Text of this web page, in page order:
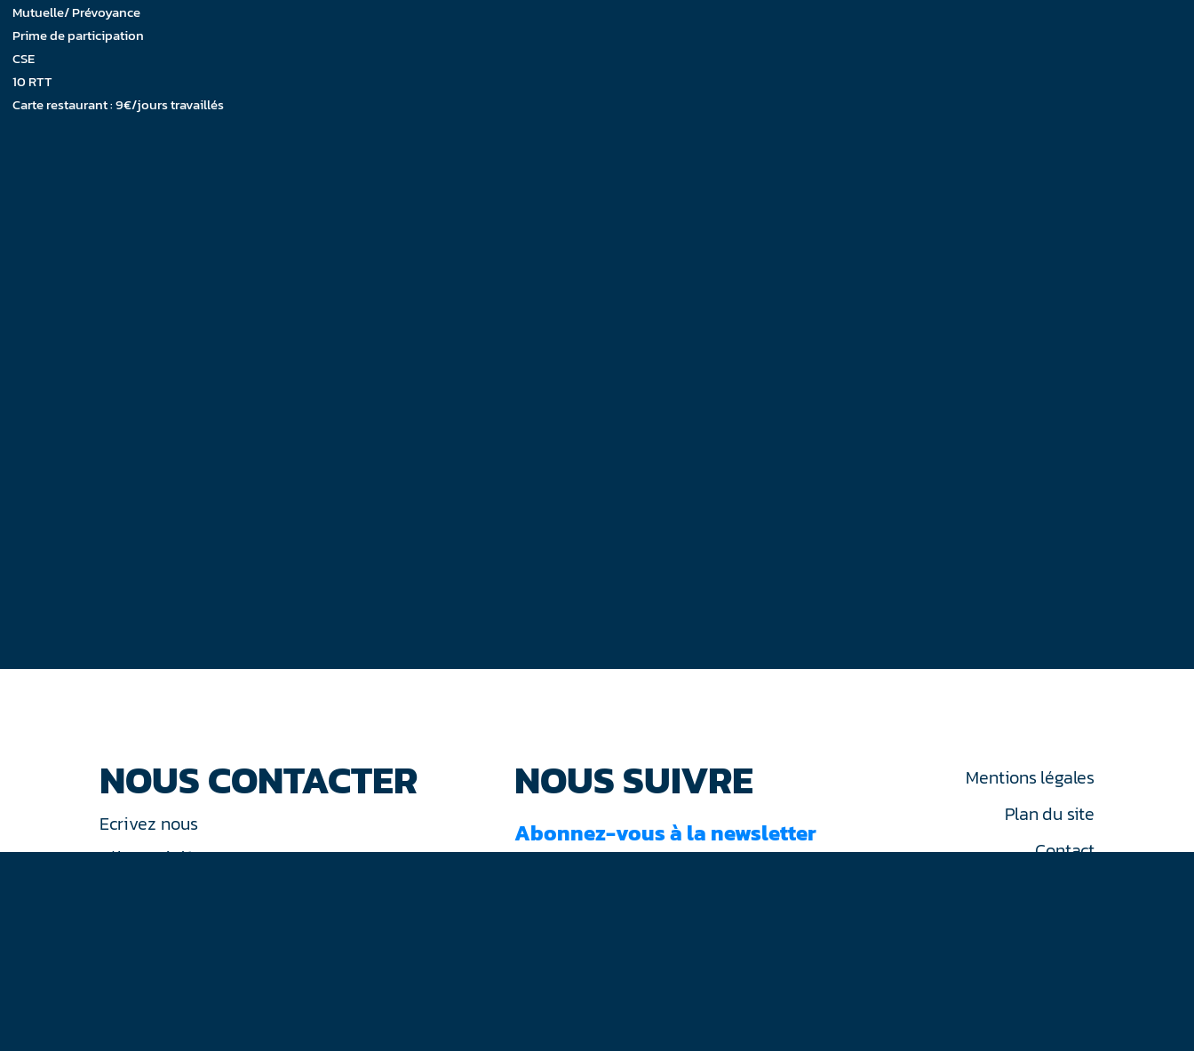
Mutuelle/ Prévoyance
Prime de participation
CSE
10 RTT
Carte restaurant : 9€/jours travaillés
NOUS CONTACTER
Ecrivez nous
Tél : +33 (0)1 44 77 94 77
NOUS SUIVRE
Abonnez-vous à la newsletter
Mentions légales
Plan du site
Contact